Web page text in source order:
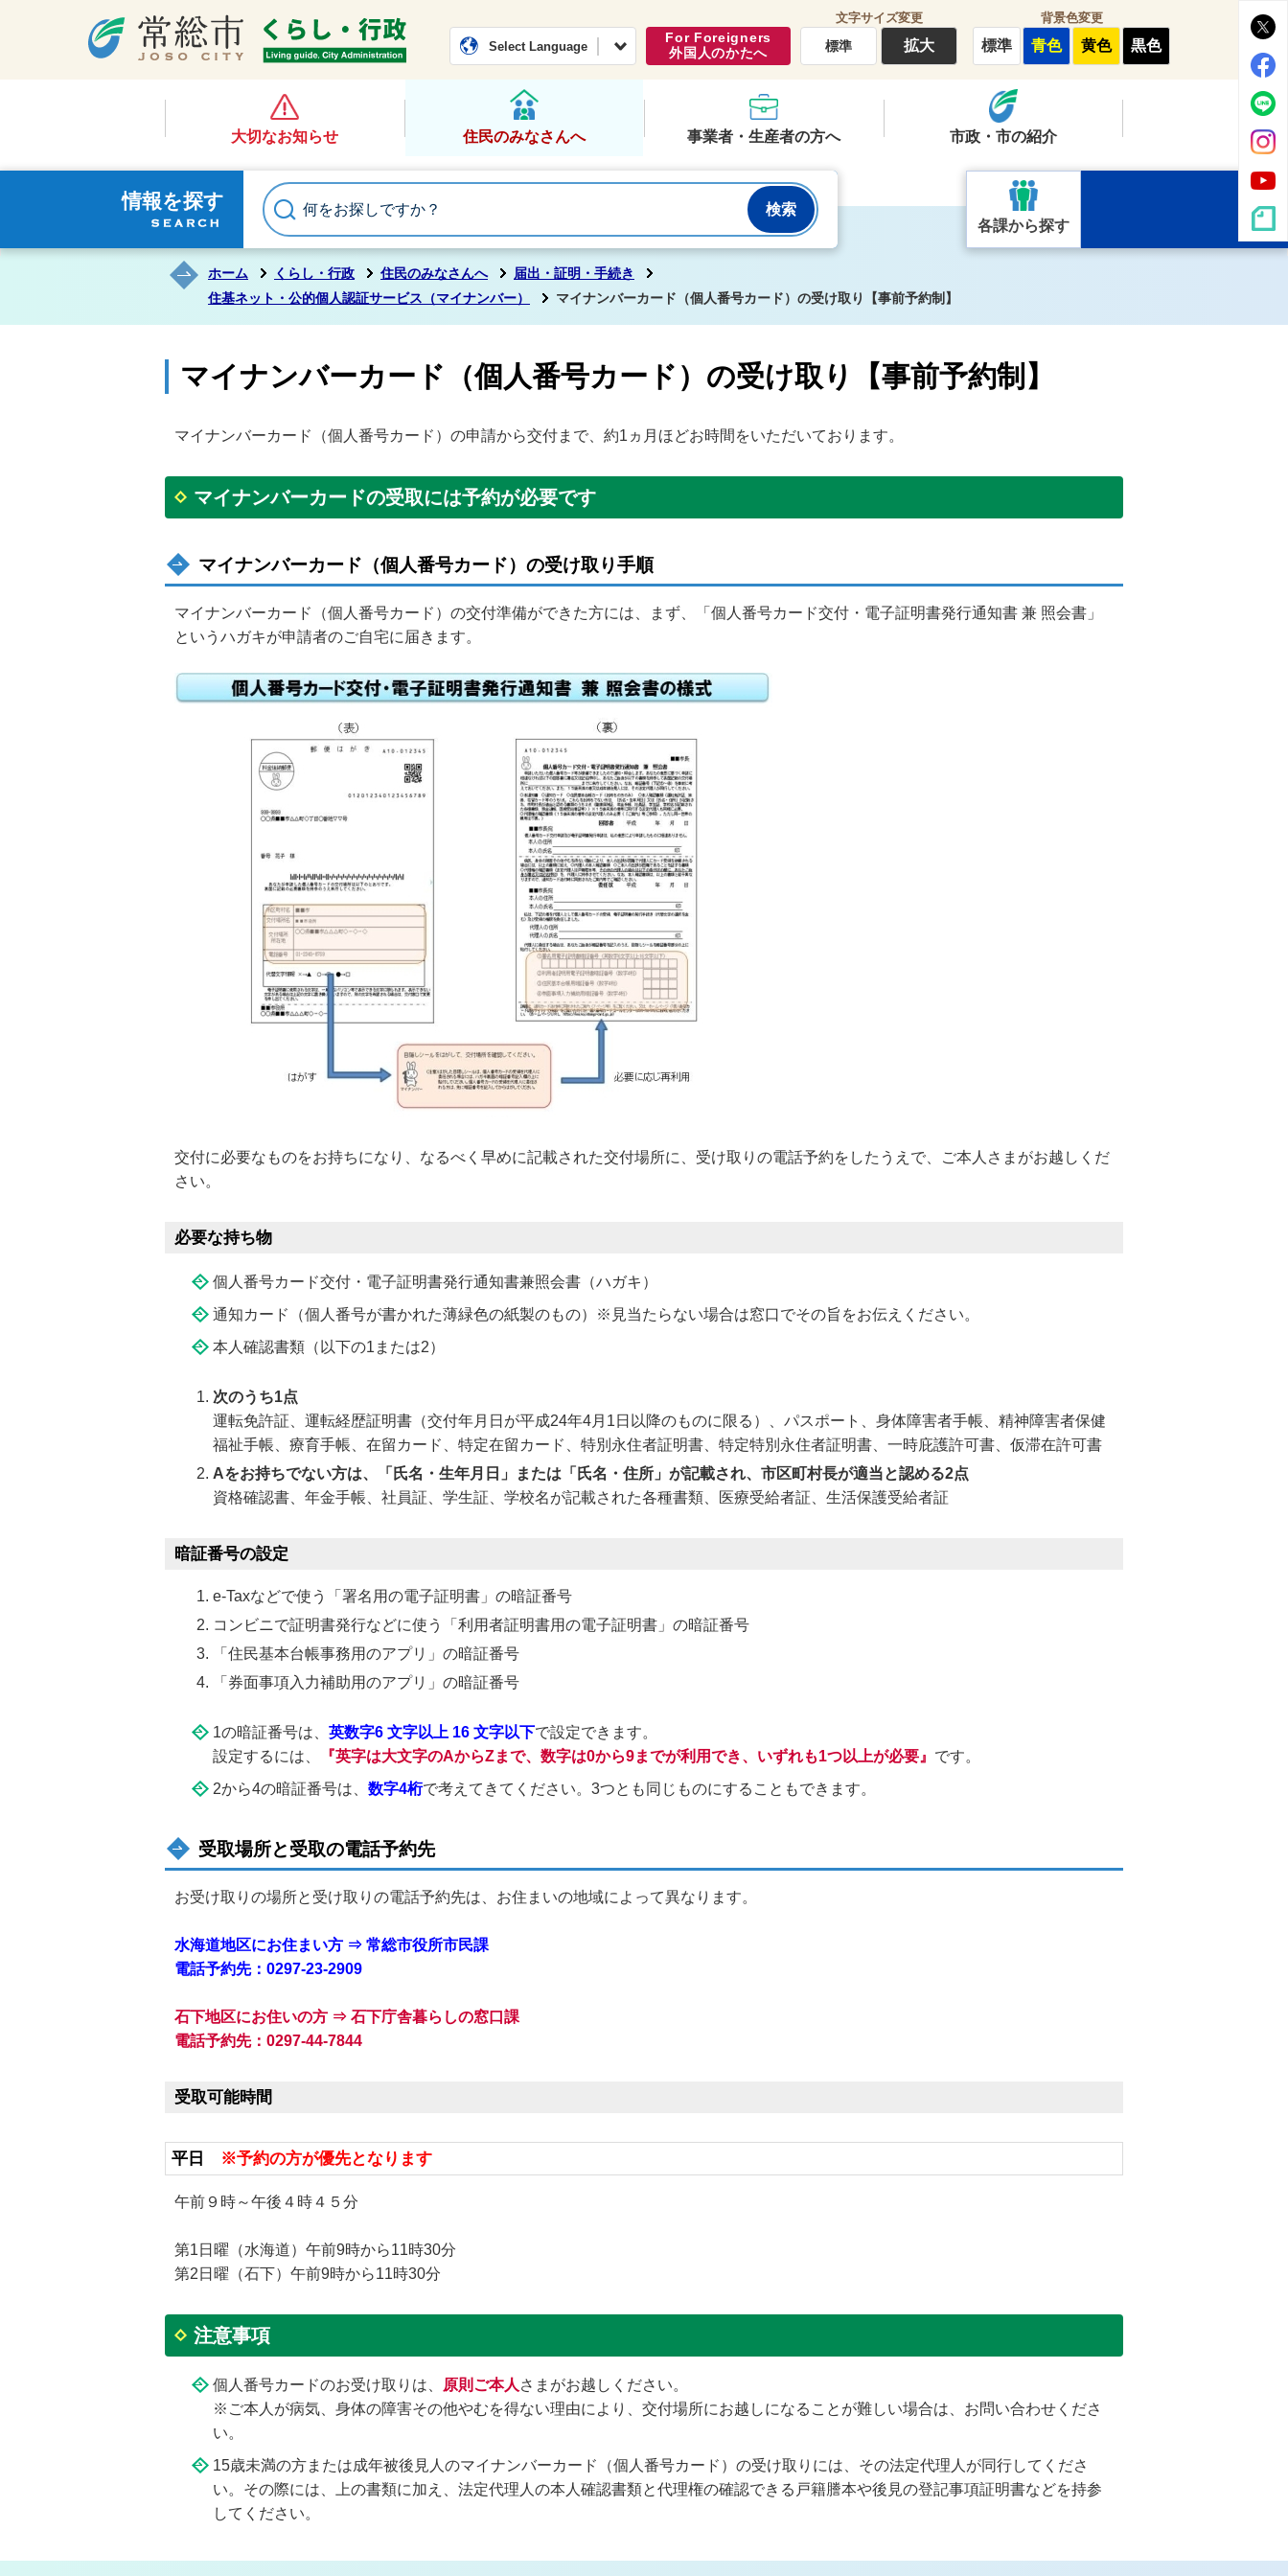
常総市公式ホームページくらし・行政
Select Language
For Foreigners
外国人のかたへ
文字サイズ変更
標準 拡大
背景色変更
標準 青色 黄色 黒色
大切なお知らせ 住民のみなさんへ 事業者・生産者の方へ 市政・市の紹介
情報を探す
各課から探す
ホーム くらし・行政 住民のみなさんへ
届出・証明・手続き
住基ネット・公的個人認証サービス（マイナンバー）
マイナンバーカード（個人番号カード）の受け取り【事前予約制】
マイナンバーカード（個人番号カード）の受け取り【事前予約制】
マイナンバーカード（個人番号カード）の申請から交付まで、約1ヵ月ほどお時間をいただいております。
マイナンバーカードの受取には予約が必要です
マイナンバーカード（個人番号カード）の受け取り手順
マイナンバーカード（個人番号カード）の交付準備ができた方には、まず、「個人番号カード交付・電子証明書発行通知書 兼 照会書」
というハガキが申請者のご自宅に届きます。
交付に必要なものをお持ちになり、なるべく早めに記載された交付場所に、受け取りの電話予約をしたうえで、ご本人さまがお越しくだ
さい。
必要な持ち物
個人番号カード交付・電子証明書発行通知書兼照会書（ハガキ）
通知カード（個人番号が書かれた薄緑色の紙製のもの）※見当たらない場合は窓口でその旨をお伝えください。
本人確認書類（以下の1または2）
次のうち1点
運転免許証、運転経歴証明書（交付年月日が平成24年4月1日以降のものに限る）、パスポート、身体障害者手帳、精神障害者保健
福祉手帳、療育手帳、在留カード、特定在留カード、特別永住者証明書、特定特別永住者証明書、一時庇護許可書、仮滞在許可書
Aをお持ちでない方は、「氏名・生年月日」または「氏名・住所」が記載され、市区町村長が適当と認める2点
資格確認書、年金手帳、社員証、学生証、学校名が記載された各種書類、医療受給者証、生活保護受給者証
暗証番号の設定
e-Taxなどで使う「署名用の電子証明書」の暗証番号
コンビニで証明書発行などに使う「利用者証明書用の電子証明書」の暗証番号
「住民基本台帳事務用のアプリ」の暗証番号
「券面事項入力補助用のアプリ」の暗証番号
1の暗証番号は、 英数字6 文字以上 16 文字以下で設定できます。
設定するには、
『英字は大文字のAからZまで、数字は0から9までが利用でき、いずれも1つ以上が必要』 です。
2から4の暗証番号は、 数字4桁で考えてきてください。3つとも同じものにすることもできます。
受取場所と受取の電話予約先
お受け取りの場所と受け取りの電話予約先は、お住まいの地域によって異なります。
水海道地区にお住まい方 ⇒ 常総市役所市民課
電話予約先：0297-23-2909
石下地区にお住いの方 ⇒ 石下庁舎暮らしの窓口課
電話予約先：0297-44-7844
受取可能時間
平日 ※予約の方が優先となります
午前９時～午後４時４５分
第1日曜（水海道）午前9時から11時30分
第2日曜（石下）午前9時から11時30分
注意事項
個人番号カードのお受け取りは、 原則ご本人 さまがお越しください。
※ご本人が病気、身体の障害その他やむを得ない理由により、交付場所にお越しになることが難しい場合は、お問い合わせくださ
い。
15歳未満の方または成年被後見人のマイナンバーカード（個人番号カード）の受け取りには、その法定代理人が同行してくださ
い。その際には、上の書類に加え、法定代理人の本人確認書類と代理権の確認できる戸籍謄本や後見の登記事項証明書などを持参
してください。